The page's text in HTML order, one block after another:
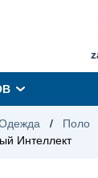
/ Поло
Интеллект